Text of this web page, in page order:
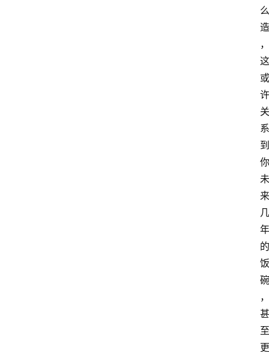
么
造
，
这
或
许
关
系
到
你
未
来
几
年
的
饭
碗
，
甚
至
更